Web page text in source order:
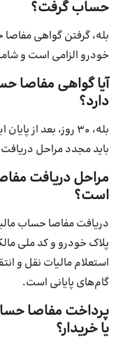
حساب گرفت؟
بله، گرفتن گواهی مفاصا
خودرو الزامی است و
آیا گواهی مفاصا
دارد؟
بله، 30 روز، بعد
باید مجدد مراحل
مراحل دریافت
است؟
دریافت مفاصا حساب
پلاک خودرو و کد ملی
استعلام مالیات نقل و
گام‌های پایانی است.
پرداخت مفاصا
یا خریدار؟